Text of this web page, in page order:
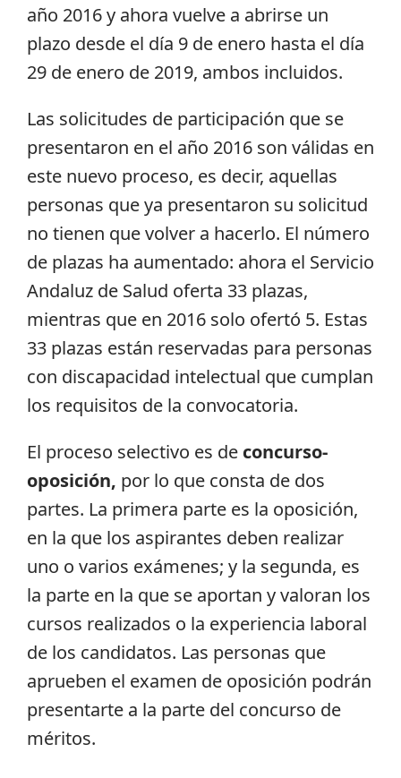
año 2016 y ahora vuelve a abrirse un
plazo desde el día 9 de enero hasta el día
29 de enero de 2019, ambos incluidos.
Las solicitudes de participación que se
presentaron en el año 2016 son válidas en
este nuevo proceso, es decir, aquellas
personas que ya presentaron su solicitud
no tienen que volver a hacerlo. El número
de plazas ha aumentado: ahora el Servicio
Andaluz de Salud oferta 33 plazas,
mientras que en 2016 solo ofertó 5. Estas
33 plazas están reservadas para personas
con discapacidad intelectual que cumplan
los requisitos de la convocatoria.
El proceso selectivo es de concurso-
oposición, por lo que consta de dos
partes. La primera parte es la oposición,
en la que los aspirantes deben realizar
uno o varios exámenes; y la segunda, es
la parte en la que se aportan y valoran los
cursos realizados o la experiencia laboral
de los candidatos. Las personas que
aprueben el examen de oposición podrán
presentarte a la parte del concurso de
méritos.